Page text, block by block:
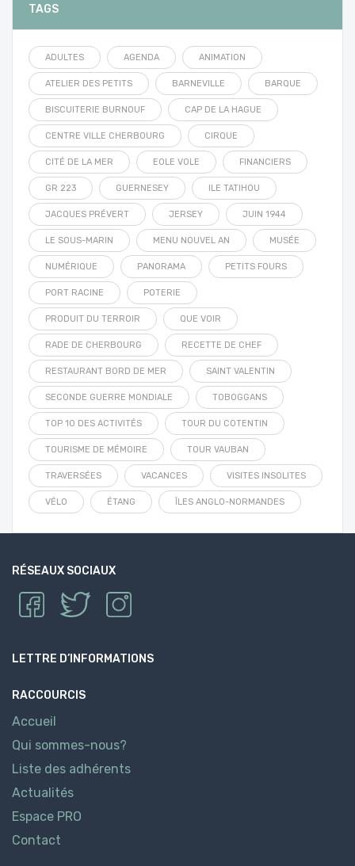
TAGS
ADULTES AGENDA ANIMATION
ATELIER DES PETITS BARNEVILLE BARQUE
BISCUITERIE BURNOUF CAP DE LA HAGUE
CENTRE VILLE CHERBOURG CIRQUE
CITÉ DE LA MER EOLE VOLE FINANCIERS
GR 223 GUERNESEY ILE TATIHOU
JACQUES PRÉVERT JERSEY JUIN 1944
LE SOUS-MARIN MENU NOUVEL AN MUSÉE
NUMÉRIQUE PANORAMA PETITS FOURS
PORT RACINE POTERIE
PRODUIT DU TERROIR QUE VOIR
RADE DE CHERBOURG RECETTE DE CHEF
RESTAURANT BORD DE MER SAINT VALENTIN
SECONDE GUERRE MONDIALE TOBOGGANS
TOP 10 DES ACTIVITÉS TOUR DU COTENTIN
TOURISME DE MÉMOIRE TOUR VAUBAN
TRAVERSÉES VACANCES VISITES INSOLITES
VÉLO ÉTANG ÎLES ANGLO-NORMANDES
RÉSEAUX SOCIAUX
LETTRE D’INFORMATIONS
RACCOURCIS
Accueil
Qui sommes-nous?
Liste des adhérents
Actualités
Espace PRO
Contact